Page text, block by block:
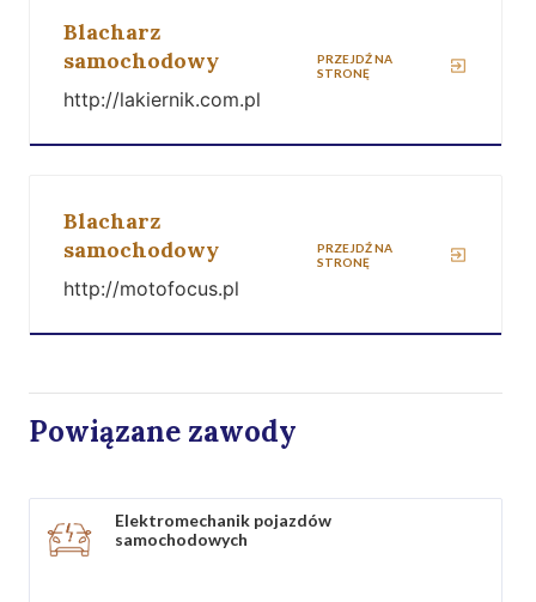
Blacharz
samochodowy
http://lakiernik.com.pl
PRZEJDŹ NA
STRONĘ
Blacharz
samochodowy
http://motofocus.pl
PRZEJDŹ NA
STRONĘ
Powiązane zawody
Elektromechanik pojazdów
samochodowych